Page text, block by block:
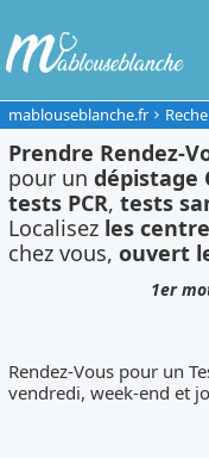
mablouseblanche.fr
Prendre Rendez-
pour undépistage
tests PCR,tests
Localisez les
chez vous,ouvert
1er
Rendez-Vous pour un
vendredi, week-end et